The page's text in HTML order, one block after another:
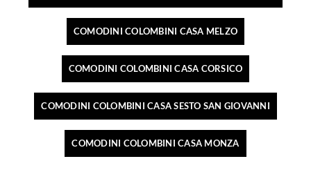
COMODINI COLOMBINI CASA MELZO
COMODINI COLOMBINI CASA CORSICO
COMODINI COLOMBINI CASA SESTO SAN GIOVANNI
COMODINI COLOMBINI CASA MONZA